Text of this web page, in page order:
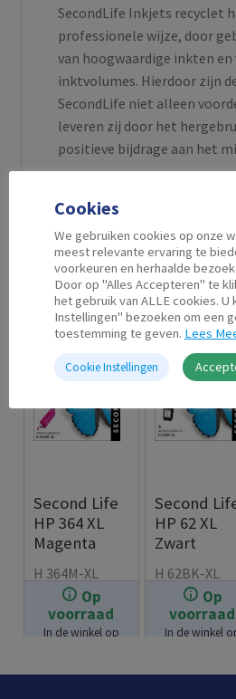
SecondLife Inkjets recyclet
professionele wijze, door
van hoogwaardige inkten en
inktvolumes. Hierdoor zijn
SecondLife niet alleen
leveren zij door het
positieve bijdrage aan het
Gerelateerde
Op
voorraad
In de winkel op
Second Life
HP 364 XL
Magenta
7.99
H 364M-XL
Op
voorraad
In de winkel
Second
HP 62 XL
Zwart
21.99
H 62BK-XL
Cookies
We gebruiken cookies op onze
meest relevante ervaring te
voorkeuren en herhaalde
Door op "Alles Accepteren" te
het gebruik van ALLE cookies. U
Instellingen" bezoeken om een
toestemming te geven. Lees
Cookie Instellingen